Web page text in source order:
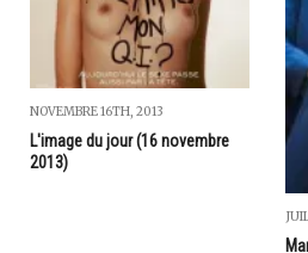
NOVEMBRE 16TH, 2013
L'image du jour (16 novembre
2013)